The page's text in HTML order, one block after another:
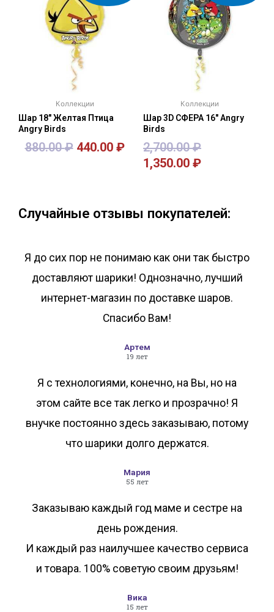
Коллекции
Шар 18″ Желтая Птица
Angry Birds
880.00₽ 440.00 ₽
Коллекции
Шар 3D СФЕРА 16″ Angry
Birds
2,700.00₽
1,350.00 ₽
Случайные отзывы покупателей:
Я до сих пор не понимаю как они так быстро
доставляют шарики! Однозначно, лучший
интернет-магазин по доставке шаров.
Спасибо Вам!
Артем
19 лет
Я с технологиями, конечно, на Вы, но на
этом сайте все так легко и прозрачно! Я
внучке постоянно здесь заказываю, потому
что шарики долго держатся.
Мария
55 лет
Заказываю каждый год маме и сестре на
день рождения.
И каждый раз наилучшее качество сервиса
и товара. 100% советую своим друзьям!
Вика
15 лет